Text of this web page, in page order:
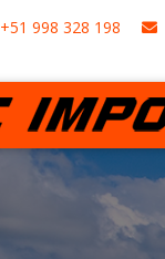
+51 998 328 198